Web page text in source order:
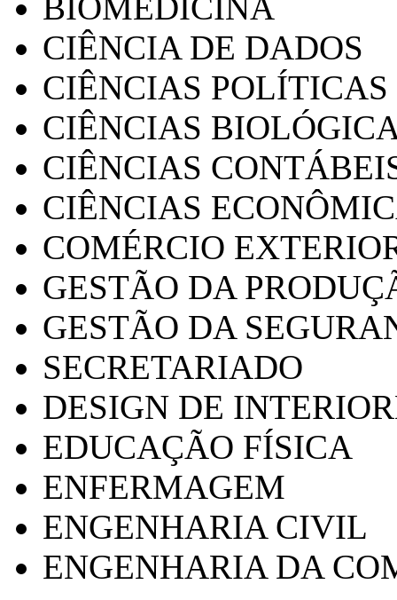
CIÊNCIA DE DADOS
CIÊNCIAS POLÍTICAS
CIÊNCIAS
CIÊNCIAS
CIÊNCIAS
COMÉRCIO
GESTÃO DA
GESTÃO DA
SECRETARIADO
DESIGN DE
EDUCAÇÃO FÍSICA
ENFERMAGEM
ENGENHARIA CIVIL
ENGENHARIA DA